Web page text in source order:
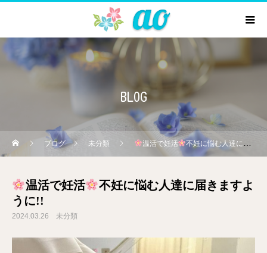
BLOG
ブログ 未分類 温活で妊活 不妊に悩む人達に届きますように!!
温活で妊活
不妊に悩む人達に届きますよ
うに!!
2024.03.26 未分類